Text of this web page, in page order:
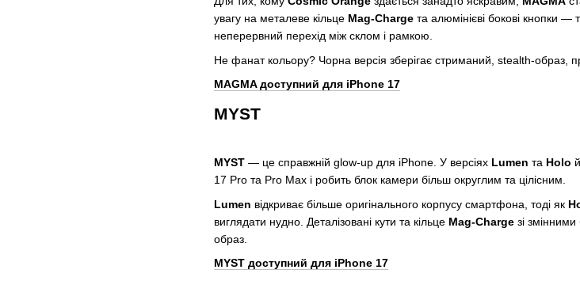
увагу на металеве кільце Mag-Charge та алюмінієві бокові кнопки
неперервний перехід між склом і рамкою.
Не фанат кольору? Чорна версія зберігає стриманий, stealth-образ,
MAGMA доступний для iPhone 17
MYST
MYST — це справжній glow-up для iPhone. У версіях Lumen та Holo
17 Pro та Pro Max і робить блок камери більш округлим та цілісним.
Lumen відкриває більше оригінального корпусу смартфона, тоді як
виглядати нудно. Деталізовані кути та кільце Mag-Charge зі
образ.
MYST доступний для iPhone 17